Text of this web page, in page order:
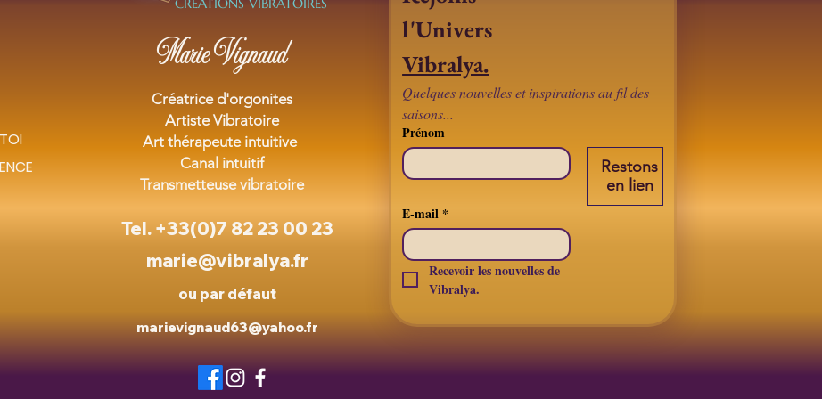
Marie Vignaud
Créatrice d'orgonites
Artiste Vibratoire
Art thérapeute intuitive
Canal intuitif
Transmetteuse vibratoire
Tel. +33(0)7 82 23 00 23
marie@vibralya.fr
ou par défaut
marievignaud63@yahoo.fr
Vibralya.
Quelques nouvelles et inspirations au fil des
saisons...
Prénom
Restons
en lien
E-mail *
Recevoir les nouvelles de
Vibralya.